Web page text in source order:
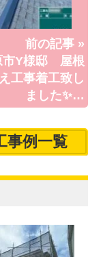
前の記事 »
市Y様邸 屋根
工事着工致し
ました✨…
事例一覧